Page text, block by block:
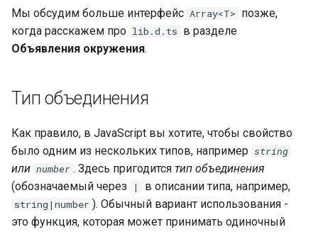
Мы обсудим больше интерфейс Array<T> позже,
когда расскажем про lib.d.ts в разделе
Объявления окружения.
Тип объединения
Как правило, в JavaScript вы хотите, чтобы свойство
было одним из нескольких типов, например string
или number . Здесь пригодится тип объединения
(обозначаемый через
| в описании типа, например,
string|number ). Обычный вариант использования -
это функция, которая может принимать одиночный